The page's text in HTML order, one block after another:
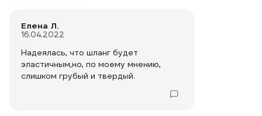
Елена Л.
16.04.2022
Надеялась, что шланг будет
эластичным,но, по моему мнению,
слишком грубый и твердый.